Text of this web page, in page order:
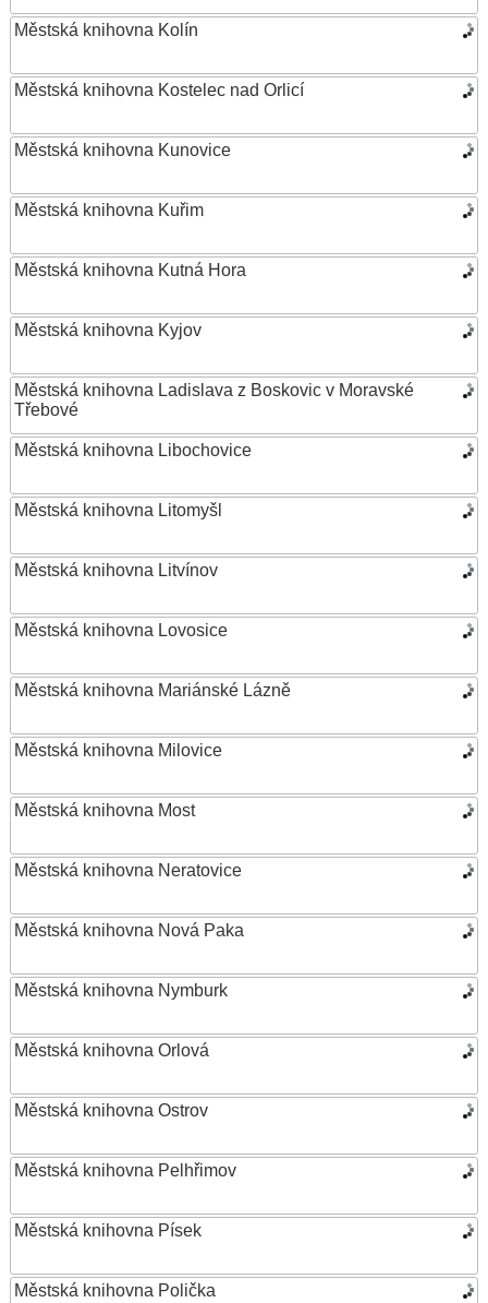
Městská knihovna Kolín
Městská knihovna Kostelec nad Orlicí
Městská knihovna Kunovice
Městská knihovna Kuřim
Městská knihovna Kutná Hora
Městská knihovna Kyjov
Městská knihovna Ladislava z Boskovic v Moravské
Třebové
Městská knihovna Libochovice
Městská knihovna Litomyšl
Městská knihovna Litvínov
Městská knihovna Lovosice
Městská knihovna Mariánské Lázně
Městská knihovna Milovice
Městská knihovna Most
Městská knihovna Neratovice
Městská knihovna Nová Paka
Městská knihovna Nymburk
Městská knihovna Orlová
Městská knihovna Ostrov
Městská knihovna Pelhřimov
Městská knihovna Písek
Městská knihovna Polička